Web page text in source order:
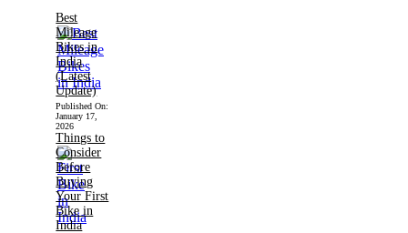
Best
Mileage
Bikes in
India
(Latest
Update)
Published On:
January 17,
2026
Things to
Consider
Before
Buying
Your First
Bike in
India